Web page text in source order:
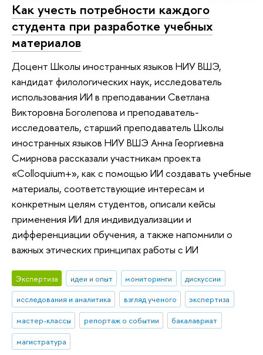
Как учесть потребности каждого
студента при разработке учебных
материалов
Доцент Школы иностранных языков НИУ ВШЭ,
кандидат филологических наук, исследователь
использования ИИ в преподавании Светлана
Викторовна Боголепова и преподаватель-
исследователь, старший преподаватель Школы
иностранных языков НИУ ВШЭ Анна Георгиевна
Смирнова рассказали участникам проекта
«Colloquium+», как с помощью ИИ создавать учебные
материалы, соответствующие интересам и
конкретным целям студентов, описали кейсы
применения ИИ для индивидуализации и
дифференциации обучения, а также напомнили о
важных этических принципах работы с ИИ
Экспертиза идеи и опыт мониторинги
дискуссии
исследования и аналитика
взгляд ученого
экспертиза
мастер-классы
репортаж о событии
бакалавриат
магистратура